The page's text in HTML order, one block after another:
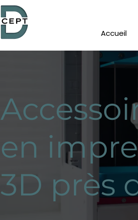
Accueil
en
3D près